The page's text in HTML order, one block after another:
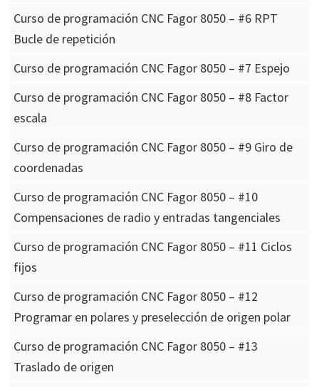
Curso de programación CNC Fagor 8050 – #6 RPT
Bucle de repetición
Curso de programación CNC Fagor 8050 – #7 Espejo
Curso de programación CNC Fagor 8050 – #8 Factor
escala
Curso de programación CNC Fagor 8050 – #9 Giro de
coordenadas
Curso de programación CNC Fagor 8050 – #10
Compensaciones de radio y entradas tangenciales
Curso de programación CNC Fagor 8050 – #11 Ciclos
fijos
Curso de programación CNC Fagor 8050 – #12
Programar en polares y preselección de origen polar
Curso de programación CNC Fagor 8050 – #13
Traslado de origen